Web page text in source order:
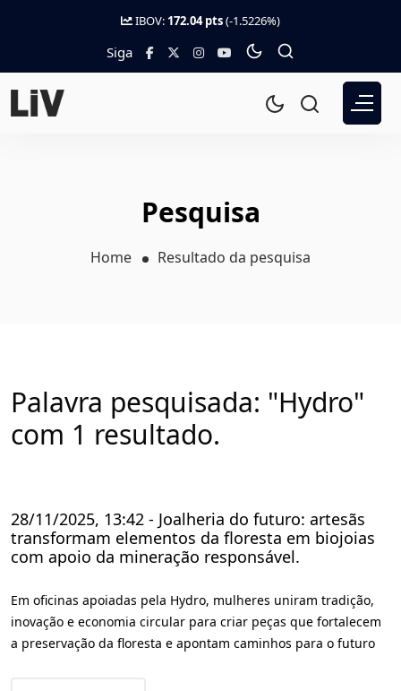
IBOV: 172.04 pts(-1.5226%)
Siga
Pesquisa
Home Resultado da pesquisa
Palavra pesquisada: "Hydro"
com 1 resultado.
28/11/2025, 13:42 - Joalheria do futuro: artesãs
transformam elementos da floresta em biojoias
com apoio da mineração responsável.
Em oficinas apoiadas pela Hydro, mulheres uniram tradição,
inovação e economia circular para criar peças que fortalecem
a preservação da floresta e apontam caminhos para o futuro